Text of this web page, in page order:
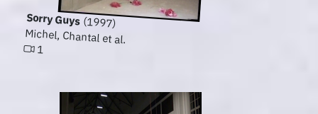
Sorry Guys(1997)
Michel, Chantal et al.
1